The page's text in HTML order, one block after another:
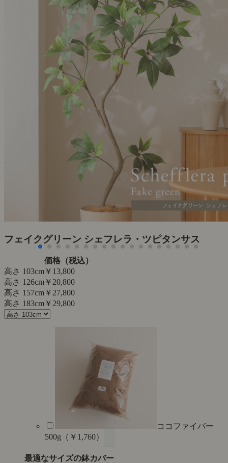
フェイクグリーン シェフレラ・ツピタンサス
価格（税込）
高さ 103cm ￥13,800
高さ 126cm ￥20,800
高さ 157cm ￥27,800
高さ 183cm ￥29,800
ココファイバー
500g（￥1,760）
最適なサイズの鉢カバー